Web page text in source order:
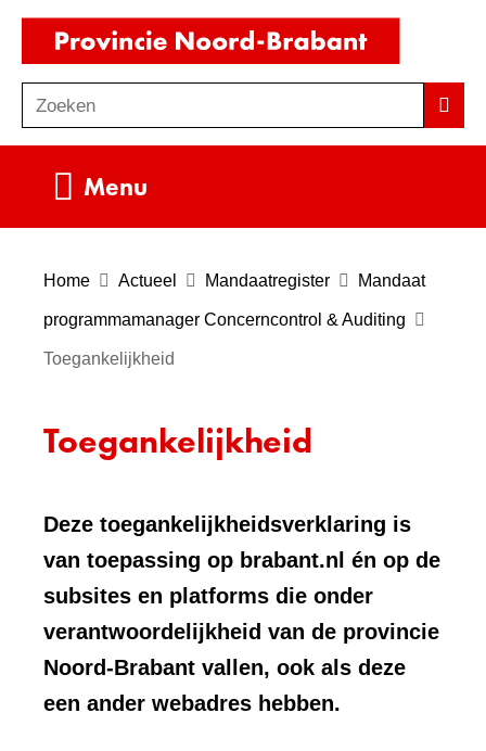
Ga
de
inhoud
o
e
Zoeken
Menu
Home Actueel Mandaatregister Mandaat
programmamanager Concerncontrol & Auditing
Toegankelijkheid
Toegankelijkheid
Deze toegankelijkheidsverklaring is
van toepassing op brabant.nl én op de
subsites en platforms die onder
verantwoordelijkheid van de provincie
Noord-Brabant vallen, ook als deze
een ander webadres hebben.